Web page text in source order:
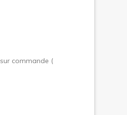
commande (